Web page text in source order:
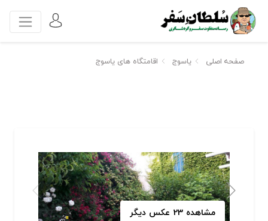
صفحه اصلی یاسوج اقامتگاه های یاسوج
مشاهده 23 عکس دیگر